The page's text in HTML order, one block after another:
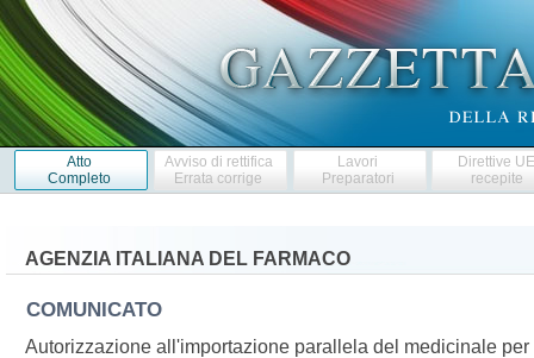
Atto
Completo
Avviso di rettifica
Errata corrige
Lavori
Preparatori
Direttive
recepite
AGENZIA ITALIANA DEL FARMACO
COMUNICATO
Autorizzazione all'importazione parallela del medicinale